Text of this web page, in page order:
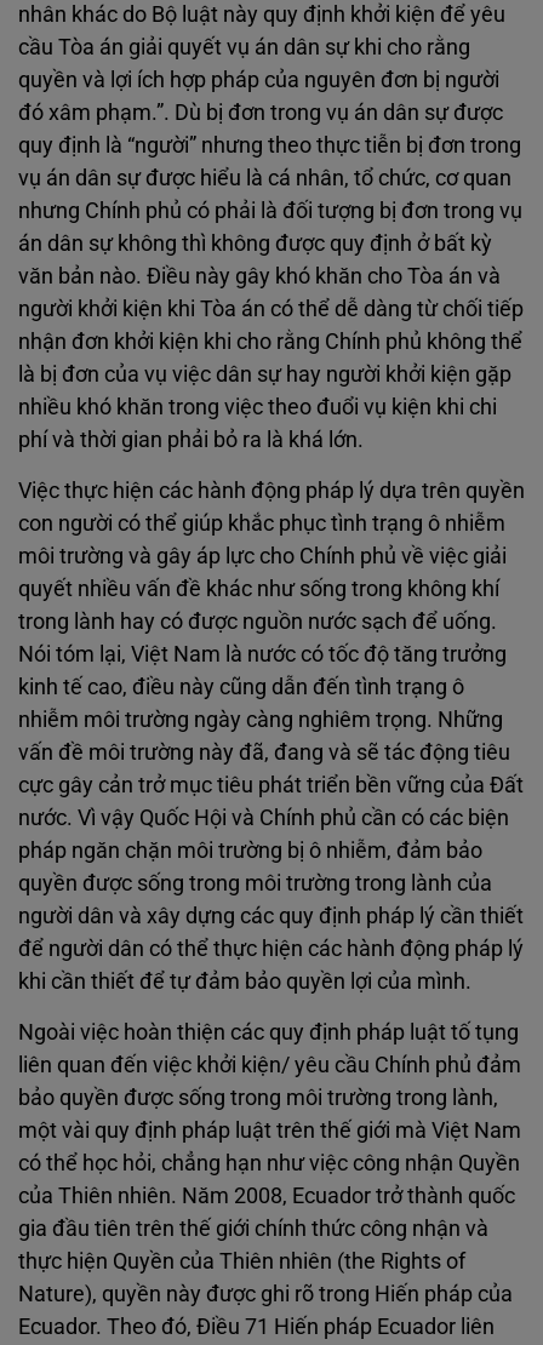
nhân khác do Bộ luật này quy định khởi kiện để yêu
cầu Tòa án giải quyết vụ án dân sự khi cho rằng
quyền và lợi ích hợp pháp của nguyên đơn bị người
đó xâm phạm.”. Dù bị đơn trong vụ án dân sự được
quy định là “người” nhưng theo thực tiễn bị đơn trong
vụ án dân sự được hiểu là cá nhân, tổ chức, cơ quan
nhưng Chính phủ có phải là đối tượng bị đơn trong vụ
án dân sự không thì không được quy định ở bất kỳ
văn bản nào. Điều này gây khó khăn cho Tòa án và
người khởi kiện khi Tòa án có thể dễ dàng từ chối tiếp
nhận đơn khởi kiện khi cho rằng Chính phủ không thể
là bị đơn của vụ việc dân sự hay người khởi kiện gặp
nhiều khó khăn trong việc theo đuổi vụ kiện khi chi
phí và thời gian phải bỏ ra là khá lớn.
Việc thực hiện các hành động pháp lý dựa trên quyền
con người có thể giúp khắc phục tình trạng ô nhiễm
môi trường và gây áp lực cho Chính phủ về việc giải
quyết nhiều vấn đề khác như sống trong không khí
trong lành hay có được nguồn nước sạch để uống.
Nói tóm lại, Việt Nam là nước có tốc độ tăng trưởng
kinh tế cao, điều này cũng dẫn đến tình trạng ô
nhiễm môi trường ngày càng nghiêm trọng. Những
vấn đề môi trường này đã, đang và sẽ tác động tiêu
cực gây cản trở mục tiêu phát triển bền vững của Đất
nước. Vì vậy Quốc Hội và Chính phủ cần có các biện
pháp ngăn chặn môi trường bị ô nhiễm, đảm bảo
quyền được sống trong môi trường trong lành của
người dân và xây dựng các quy định pháp lý cần thiết
để người dân có thể thực hiện các hành động pháp lý
khi cần thiết để tự đảm bảo quyền lợi của mình.
Ngoài việc hoàn thiện các quy định pháp luật tố tụng
liên quan đến việc khởi kiện/ yêu cầu Chính phủ đảm
bảo quyền được sống trong môi trường trong lành,
một vài quy định pháp luật trên thế giới mà Việt Nam
có thể học hỏi, chẳng hạn như việc công nhận Quyền
của Thiên nhiên. Năm 2008, Ecuador trở thành quốc
gia đầu tiên trên thế giới chính thức công nhận và
thực hiện Quyền của Thiên nhiên (the Rights of
Nature), quyền này được ghi rõ trong Hiến pháp của
Ecuador. Theo đó, Điều 71 Hiến pháp Ecuador liên